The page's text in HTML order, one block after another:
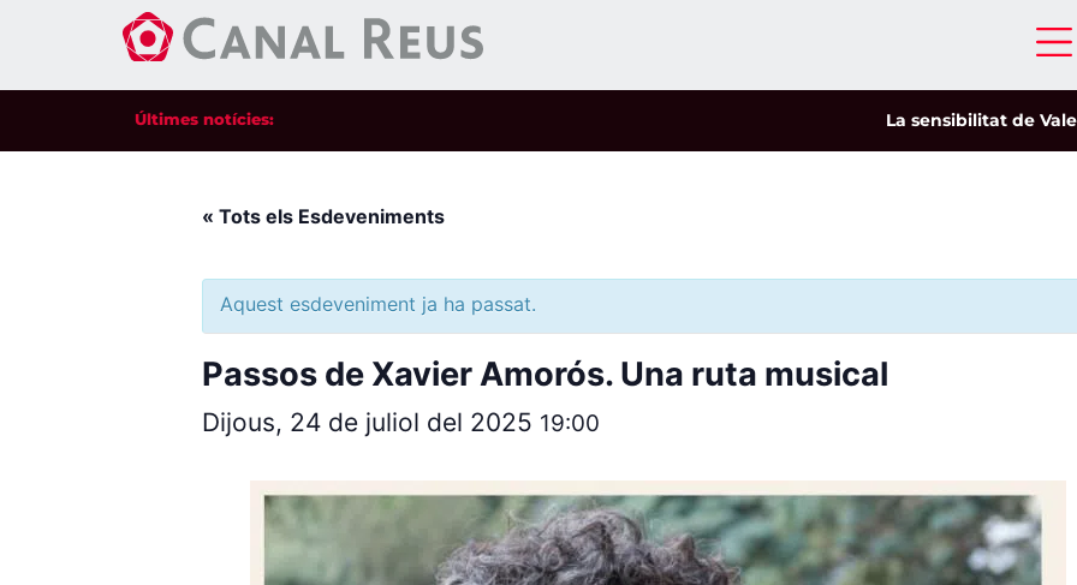
Últimes notícies: La sensibilitat de
« Tots els Esdeveniments
Aquest esdeveniment ja ha passat.
Passos de Xavier Amorós. Una ruta musical
Dijous, 24 de juliol del 2025 19:00